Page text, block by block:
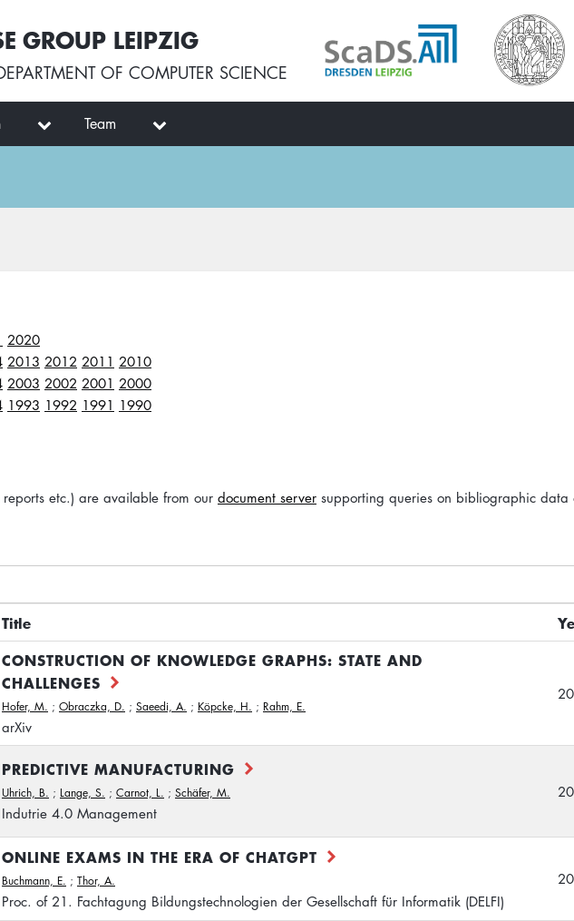
GROUP LEIPZIG
OF COMPUTER SCIENCE
Team
2020
2013 2012 2011 2010
2003 2002 2001 2000
1993 1992 1991 1990
etc.) are available from our document server supporting queries on bibliographic data
Title
CONSTRUCTION OF KNOWLEDGE GRAPHS: STATE AND
CHALLENGES
Hofer, M. ; Obraczka, D. ; Saeedi, A. ; Köpcke, H. ; Rahm, E.
arXiv
PREDICTIVE MANUFACTURING
Uhrich, B. ; Lange, S. ; Carnot, L. ; Schäfer, M.
Indutrie 4.0 Management
ONLINE EXAMS IN THE ERA OF CHATGPT
Buchmann, E. ; Thor, A.
Proc. of 21. Fachtagung Bildungstechnologien der Gesellschaft für Informatik (DELFI)